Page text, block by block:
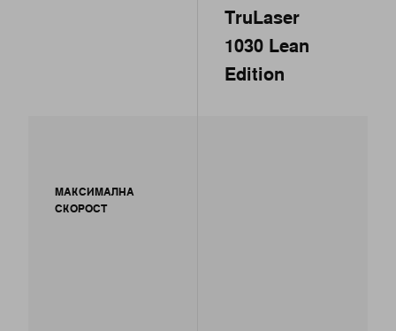
МАКСИМАЛНА
СКОРОСТ
TruLaser
1030 Lean
Edition